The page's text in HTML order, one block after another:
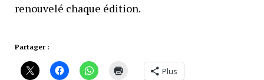
renouvelé chaque édition.
Partager :
Plus